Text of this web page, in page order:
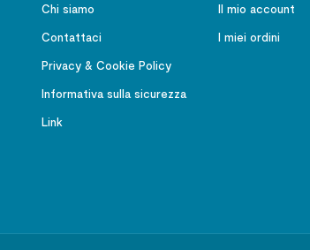
Chi siamo
Contattaci
Privacy & Cookie Policy
Informativa sulla sicurezza
Link
Il mio account
I miei ordini